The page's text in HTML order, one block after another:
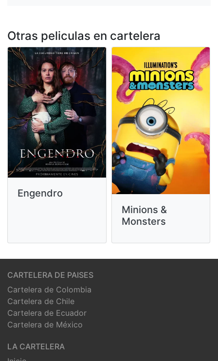
Otras peliculas en cartelera
Engendro
Minions &
Monsters
CARTELERA DE PAISES
Cartelera de Colombia
Cartelera de Chile
Cartelera de Ecuador
Cartelera de México
LA CARTELERA